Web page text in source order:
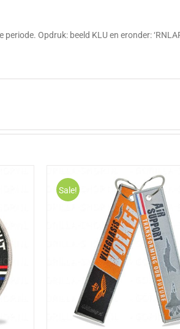
Opdruk: beeld KLU en eronder:
Sale!